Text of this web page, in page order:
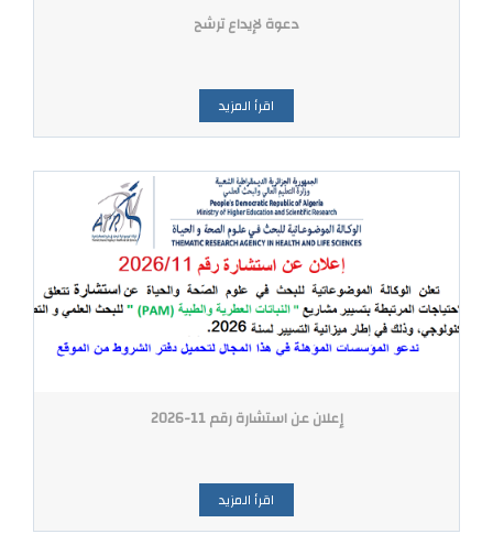
دعوة لإيداع ترشح
اقرأ المزيد
إعلان عن استشارة رقم 11-2026
اقرأ المزيد